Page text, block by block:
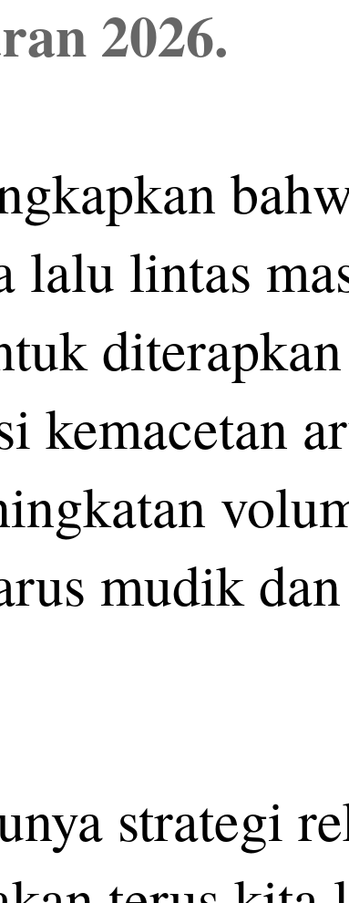
2026.
lalu lintas
kemacetan
mudik
strategi